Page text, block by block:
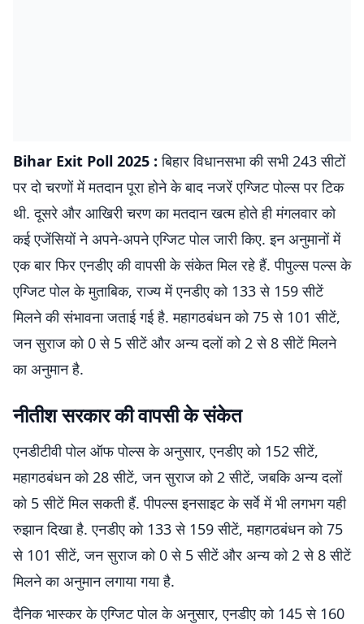
Bihar Exit Poll 2025 : बिहार विधानसभा की सभी 243 सीटों
पर दो चरणों में मतदान पूरा होने के बाद नजरें एग्जिट पोल्स पर टिक
थी. दूसरे और आखिरी चरण का मतदान खत्म होते ही मंगलवार को
कई एजेंसियों ने अपने-अपने एग्जिट पोल जारी किए. इन अनुमानों में
एक बार फिर एनडीए की वापसी के संकेत मिल रहे हैं. पीपुल्स पल्स के
एग्जिट पोल के मुताबिक, राज्य में एनडीए को 133 से 159 सीटें
मिलने की संभावना जताई गई है. महागठबंधन को 75 से 101 सीटें,
जन सुराज को 0 से 5 सीटें और अन्य दलों को 2 से 8 सीटें मिलने
का अनुमान है.
नीतीश सरकार की वापसी के संकेत
एनडीटीवी पोल ऑफ पोल्स के अनुसार, एनडीए को 152 सीटें,
महागठबंधन को 28 सीटें, जन सुराज को 2 सीटें, जबकि अन्य दलों
को 5 सीटें मिल सकती हैं. पीपल्स इनसाइट के सर्वे में भी लगभग यही
रुझान दिखा है. एनडीए को 133 से 159 सीटें, महागठबंधन को 75
से 101 सीटें, जन सुराज को 0 से 5 सीटें और अन्य को 2 से 8 सीटें
मिलने का अनुमान लगाया गया है.
दैनिक भास्कर के एग्जिट पोल के अनुसार, एनडीए को 145 से 160